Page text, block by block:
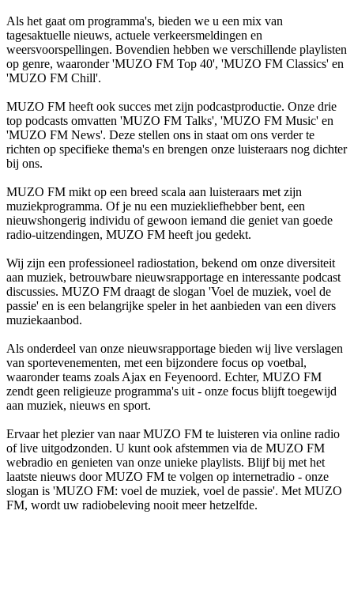
Als het gaat om programma's, bieden we u een mix van
tagesaktuelle nieuws, actuele verkeersmeldingen en
weersvoorspellingen. Bovendien hebben we verschillende playlisten
op genre, waaronder 'MUZO FM Top 40', 'MUZO FM Classics' en
'MUZO FM Chill'.
MUZO FM heeft ook succes met zijn podcastproductie. Onze drie
top podcasts omvatten 'MUZO FM Talks', 'MUZO FM Music' en
'MUZO FM News'. Deze stellen ons in staat om ons verder te
richten op specifieke thema's en brengen onze luisteraars nog dichter
bij ons.
MUZO FM mikt op een breed scala aan luisteraars met zijn
muziekprogramma. Of je nu een muziekliefhebber bent, een
nieuwshongerig individu of gewoon iemand die geniet van goede
radio-uitzendingen, MUZO FM heeft jou gedekt.
Wij zijn een professioneel radiostation, bekend om onze diversiteit
aan muziek, betrouwbare nieuwsrapportage en interessante podcast
discussies. MUZO FM draagt de slogan 'Voel de muziek, voel de
passie' en is een belangrijke speler in het aanbieden van een divers
muziekaanbod.
Als onderdeel van onze nieuwsrapportage bieden wij live verslagen
van sportevenementen, met een bijzondere focus op voetbal,
waaronder teams zoals Ajax en Feyenoord. Echter, MUZO FM
zendt geen religieuze programma's uit - onze focus blijft toegewijd
aan muziek, nieuws en sport.
Ervaar het plezier van naar MUZO FM te luisteren via online radio
of live uitgodzonden. U kunt ook afstemmen via de MUZO FM
webradio en genieten van onze unieke playlists. Blijf bij met het
laatste nieuws door MUZO FM te volgen op internetradio - onze
slogan is 'MUZO FM: voel de muziek, voel de passie'. Met MUZO
FM, wordt uw radiobeleving nooit meer hetzelfde.